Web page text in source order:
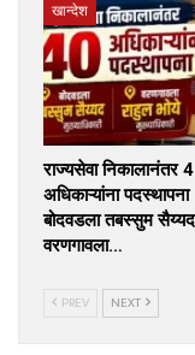
खान्देश
राज्यसेवा निकालानंतर
अधिकाऱ्यांना पदस्थापना
बोदवडला तबस्सुम
वरणगावला…
PREV NEXT